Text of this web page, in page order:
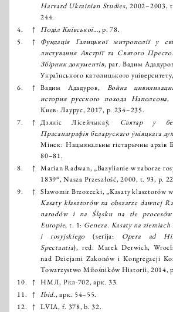
Harvard Ukrainian Studies, 2002–2003,
244.
4.
↑ Поділ Київської…, p. 78.
5.
↑
Фундація Галицької митрополії у
листування Австрії та Святого
Збірник документів, par. Вадим
Українського католицького
6.
↑ Вадим Ададуров, Война
история русского похода Наполеона,
Киев: Лаурус, 2017, p. 234–235.
7.
↑ Дзяніс Лісейчыкаӯ, Святар у
Прасапаграфія беларускаго ӯніяцкага
Мінск: Нацыянальны гістарычны архів
80–81.
8.
↑ Marian Radwan, „Bazylianie w zaborze
1839“, Nasza Przeszłość, 2000, t. 93, p.
9.
↑ Sławomir Brzozecki, „Kasaty klasztorów
Kasaty klasztorów na obszarze dawnej
narodów i na Śląsku na tle procesów
Europie, t. 1: Geneza. Kasaty na
i rosyjskiego(serija: Opera ad
Spectantia), red. Marek Derwich,
nad Dziejami Zakonów i Kongregacji
Towarzystwo Miłośników Historii, 2014,
10.
↑ НМЛ, Ркл-702, арк. 33.
11.
↑ Ibid., арк. 54–55.
12.
↑ LVIA, f. 378, b. 32.